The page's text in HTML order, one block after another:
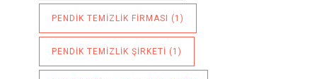
PENDIK TEMIZLIK FIRMASI (1)
PENDIK TEMIZLIK ŞIRKETI (1)